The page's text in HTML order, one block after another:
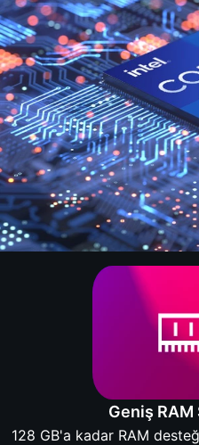
Geniş
128 GB'a kadar RAM